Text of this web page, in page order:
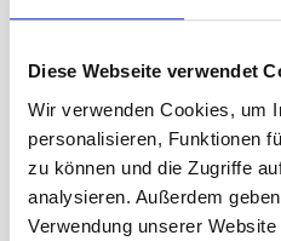
Diese Webseite verwendet
Wir verwenden Cookies, um
personalisieren, Funktionen
zu können und die Zugriffe
analysieren. Außerdem
Verwendung unserer
Togo, 200 x 300
318.00 CHF